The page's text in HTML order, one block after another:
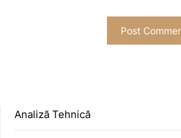
Analiză Tehnică